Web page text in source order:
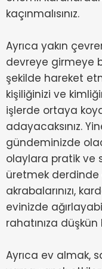
kaçınmalısınız.
Ayrıca yakın
devreye girmeye
şekilde hareket
kişiliğinizi ve
işlerde ortaya
adayacaksınız.
gündeminizde
olaylara pratik ve
üretmek derdinde
akrabalarınızı,
evinizde
rahatınıza
Ayrıca ev almak,